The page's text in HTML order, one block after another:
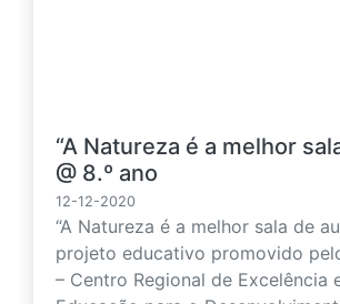
“A Natureza é a melhor
@ 8.º ano
12-12-2020
“A Natureza é a melhor sala de
projeto educativo promovido
– Centro Regional de Excelência